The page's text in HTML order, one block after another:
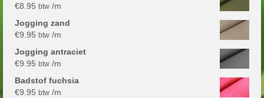
€8.95 btw /m
Jogging zand
€9.95 btw /m
Jogging antraciet
€9.95 btw /m
Badstof fuchsia
€9.95 btw /m